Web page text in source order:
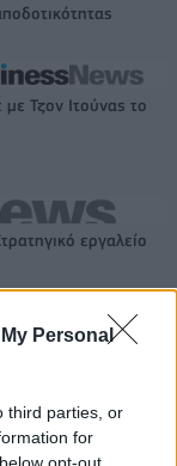
Personal
third parties, or
for
opt-out
Τζον Ιτούνας το
εργαλείο
στο Μετρό της
τελικό στάδιο το
έργο αναβάθμισης